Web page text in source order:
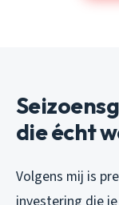
die écht
Volgens mij is